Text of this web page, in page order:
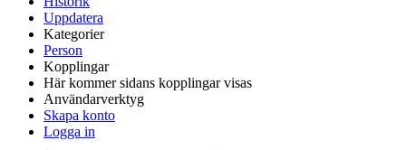
Uppdatera
Kategorier
Person
Kopplingar
Här kommer sidans kopplingar visas
Användarverktyg
Skapa konto
Logga in